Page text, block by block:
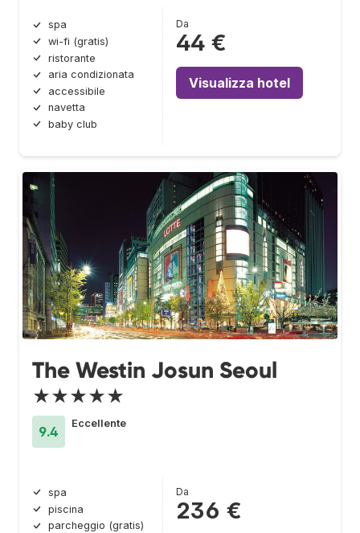
spa
wi-fi (gratis)
ristorante
aria condizionata
accessibile
navetta
baby club
Da
44 €
Visualizza hotel
The Westin Josun Seoul
★★★★★
9.4
Eccellente
spa
piscina
parcheggio (gratis)
Da
236 €